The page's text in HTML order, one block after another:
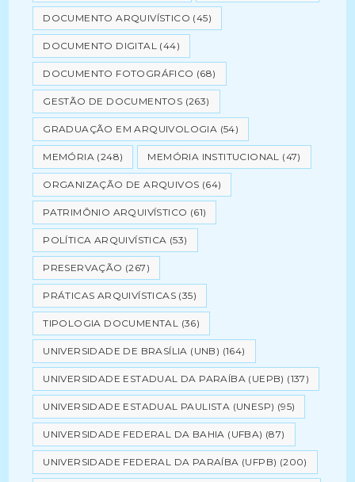
DOCUMENTO ARQUIVÍSTICO (45)
DOCUMENTO DIGITAL (44)
DOCUMENTO FOTOGRÁFICO (68)
GESTÃO DE DOCUMENTOS (263)
GRADUAÇÃO EM ARQUIVOLOGIA (54)
MEMÓRIA (248) MEMÓRIA INSTITUCIONAL (47)
ORGANIZAÇÃO DE ARQUIVOS (64)
PATRIMÔNIO ARQUIVÍSTICO (61)
POLÍTICA ARQUIVÍSTICA (53)
PRESERVAÇÃO (267)
PRÁTICAS ARQUIVÍSTICAS (35)
TIPOLOGIA DOCUMENTAL (36)
UNIVERSIDADE DE BRASÍLIA (UNB) (164)
UNIVERSIDADE ESTADUAL DA PARAÍBA (UEPB) (137)
UNIVERSIDADE ESTADUAL PAULISTA (UNESP) (95)
UNIVERSIDADE FEDERAL DA BAHIA (UFBA) (87)
UNIVERSIDADE FEDERAL DA PARAÍBA (UFPB) (200)